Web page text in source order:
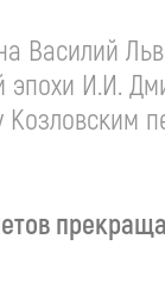
Василий
эпохи И.И.